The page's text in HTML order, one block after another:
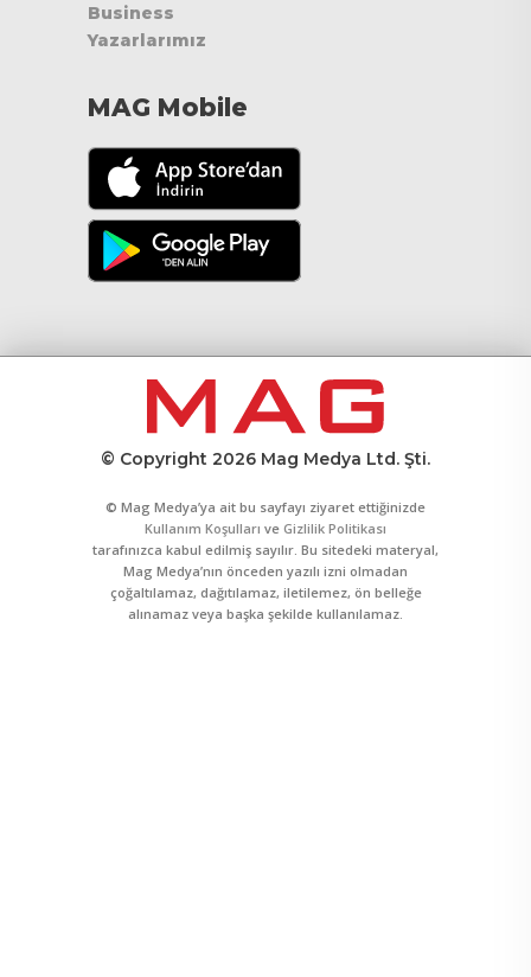
Business
Yazarlarımız
MAG Mobile
© Copyright 2026 Mag Medya Ltd. Şti.
© Mag Medya’ya ait bu sayfayı ziyaret ettiğinizde
Kullanım Koşulları ve Gizlilik Politikası
tarafınızca kabul edilmiş sayılır. Bu sitedeki materyal,
Mag Medya’nın önceden yazılı izni olmadan
çoğaltılamaz, dağıtılamaz, iletilemez, ön belleğe
alınamaz veya başka şekilde kullanılamaz.